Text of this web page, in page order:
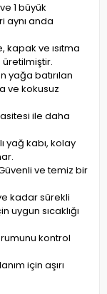
1 büyük
aynı anda
kapak ve ısıtma
yağa batırılan
ve kokusuz
ile daha
yağ kabı, kolay
ve temiz bir
kadar sürekli
sıcaklığı
kontrol
için aşırı